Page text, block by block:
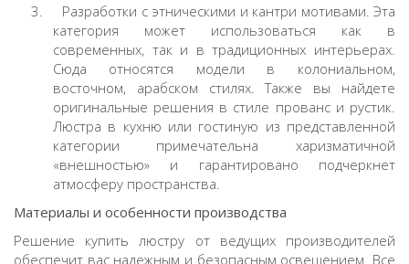
3.
Разработки с этническими и кантри мотивами. Эта
категория может использоваться как в
современных, так и в традиционных интерьерах.
Сюда относятся модели в колониальном,
восточном, арабском стилях. Также вы найдете
оригинальные решения в стиле прованс и рустик.
Люстра в кухню или гостиную из представленной
категории примечательна харизматичной
«внешностью» и гарантировано подчеркнет
атмосферу пространства.
Материалы и особенности производства
Решение купить люстру от ведущих производителей
обеспечит вас надежным и безопасным освещением. Все